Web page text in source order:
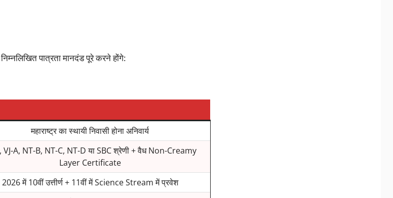
पात्रता मानदंड पूरे करने होंगे:
महाराष्ट्र का स्थायी निवासी होना अनिवार्य
VJ-A, NT-B, NT-C, NT-D या SBC श्रेणी + वैध Non-Creamy
Layer Certificate
2026 में 10वीं उत्तीर्ण + 11वीं में Science Stream में प्रवेश